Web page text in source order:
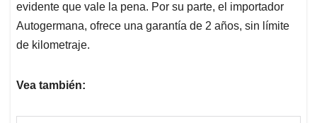
evidente que vale la pena. Por su parte, el importador
Autogermana, ofrece una garantía de 2 años, sin límite
de kilometraje.
Vea también: